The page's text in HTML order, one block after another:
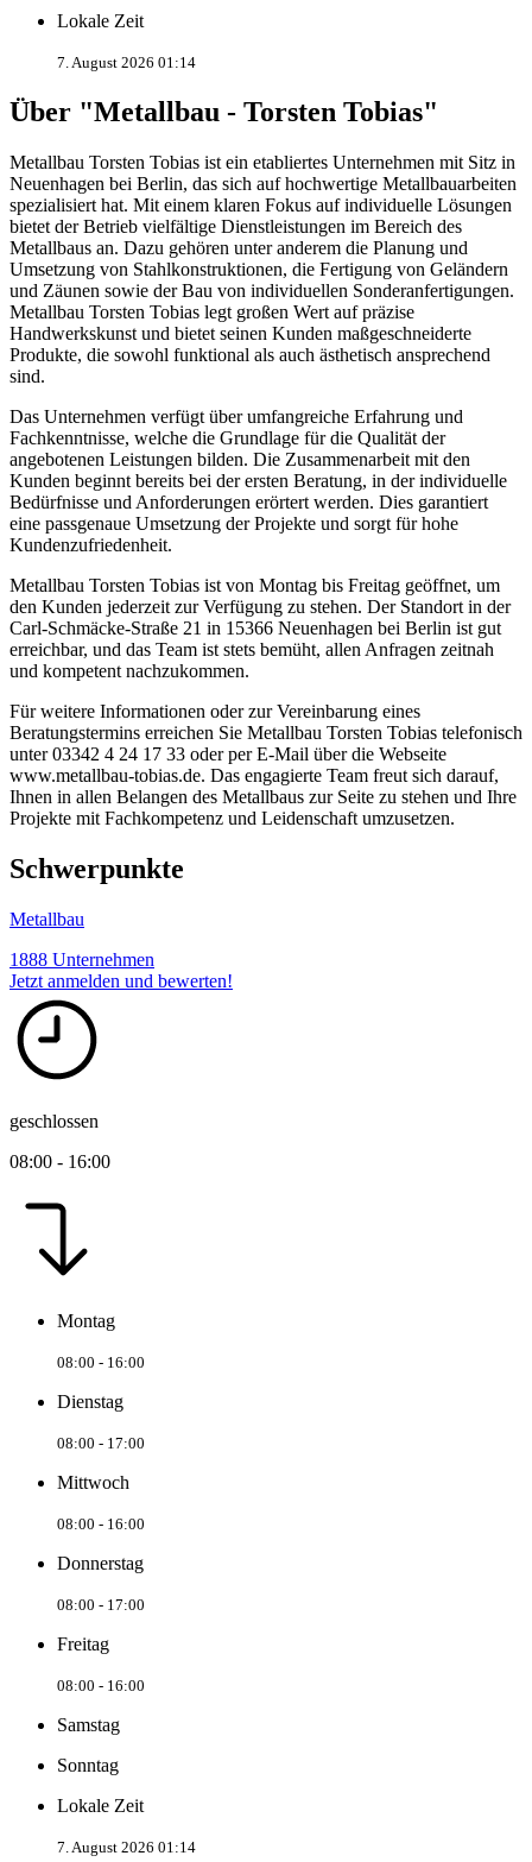
Lokale Zeit
7. August 2026 01:14
Über "Metallbau - Torsten Tobias"
Metallbau Torsten Tobias ist ein etabliertes Unternehmen mit Sitz in
Neuenhagen bei Berlin, das sich auf hochwertige Metallbauarbeiten
spezialisiert hat. Mit einem klaren Fokus auf individuelle Lösungen
bietet der Betrieb vielfältige Dienstleistungen im Bereich des
Metallbaus an. Dazu gehören unter anderem die Planung und
Umsetzung von Stahlkonstruktionen, die Fertigung von Geländern
und Zäunen sowie der Bau von individuellen Sonderanfertigungen.
Metallbau Torsten Tobias legt großen Wert auf präzise
Handwerkskunst und bietet seinen Kunden maßgeschneiderte
Produkte, die sowohl funktional als auch ästhetisch ansprechend
sind.
Das Unternehmen verfügt über umfangreiche Erfahrung und
Fachkenntnisse, welche die Grundlage für die Qualität der
angebotenen Leistungen bilden. Die Zusammenarbeit mit den
Kunden beginnt bereits bei der ersten Beratung, in der individuelle
Bedürfnisse und Anforderungen erörtert werden. Dies garantiert
eine passgenaue Umsetzung der Projekte und sorgt für hohe
Kundenzufriedenheit.
Metallbau Torsten Tobias ist von Montag bis Freitag geöffnet, um
den Kunden jederzeit zur Verfügung zu stehen. Der Standort in der
Carl-Schmäcke-Straße 21 in 15366 Neuenhagen bei Berlin ist gut
erreichbar, und das Team ist stets bemüht, allen Anfragen zeitnah
und kompetent nachzukommen.
Für weitere Informationen oder zur Vereinbarung eines
Beratungstermins erreichen Sie Metallbau Torsten Tobias telefonisch
unter 03342 4 24 17 33 oder per E-Mail über die Webseite
www.metallbau-tobias.de. Das engagierte Team freut sich darauf,
Ihnen in allen Belangen des Metallbaus zur Seite zu stehen und Ihre
Projekte mit Fachkompetenz und Leidenschaft umzusetzen.
Schwerpunkte
Metallbau
1888 Unternehmen
Jetzt anmelden und bewerten!
geschlossen
08:00 - 16:00
Montag
08:00 - 16:00
Dienstag
08:00 - 17:00
Mittwoch
08:00 - 16:00
Donnerstag
08:00 - 17:00
Freitag
08:00 - 16:00
Samstag
Sonntag
Lokale Zeit
7. August 2026 01:14